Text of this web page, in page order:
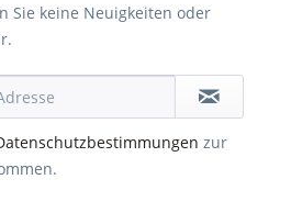
Sie keine Neuigkeiten oder
zur